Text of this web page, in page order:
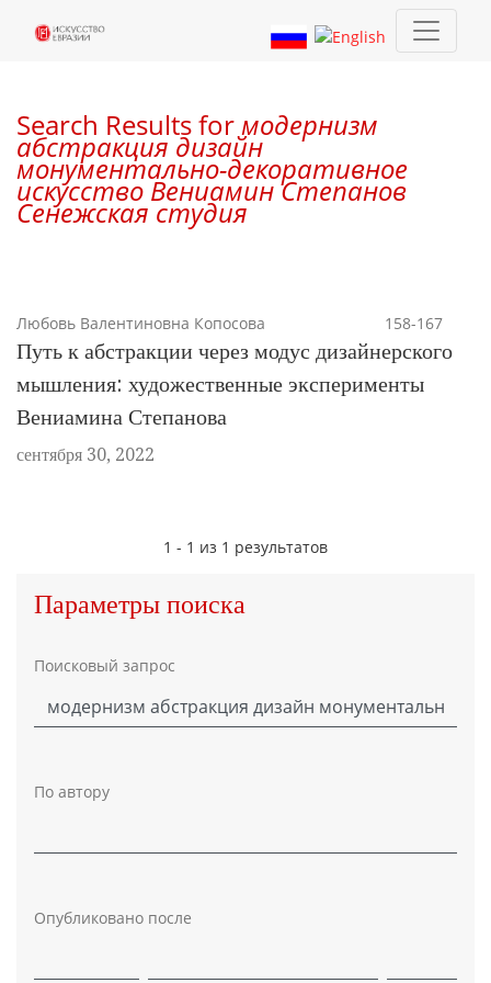
Search Results forмодернизм
абстракция дизайн
монументально-декоративное
искусство Вениамин Степанов
Сенежская студия
Любовь Валентиновна Копосова 158-167
Путь к абстракции через модус дизайнерского
мышления: художественные эксперименты
Вениамина Степанова
сентября 30, 2022
1 - 1 из 1 результатов
Параметры поиска
Поисковый запрос
По автору
Опубликовано после